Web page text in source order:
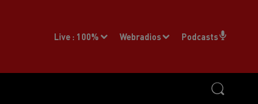
Live : 100% Webradios Podcasts